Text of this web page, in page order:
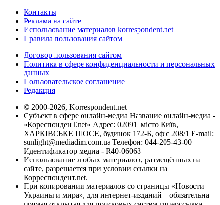
Контакты
Реклама на сайте
Использование материалов korrespondent.net
Правила пользования сайтом
Договор пользования сайтом
Политика в сфере конфиденциальности и персональных
данных
Пользовательское соглашение
Редакция
© 2000-2026, Korrespondent.net
Субъект в сфере онлайн-медиа Название онлайн-медиа -
«КореспонденТ.net» Адрес: 02091, місто Київ,
ХАРКІВСЬКЕ ШОСЕ, будинок 172-Б, офіс 208/1 E-mail:
sunlight@mediadim.com.ua Телефон: 044-205-43-00
Идентификатор медиа - R40-06068
Использование любых материалов, размещённых на
сайте, разрешается при условии ссылки на
Корреспондент.net.
При копировании материалов со страницы «Новости
Украины и мира», для интернет-изданий – обязательна